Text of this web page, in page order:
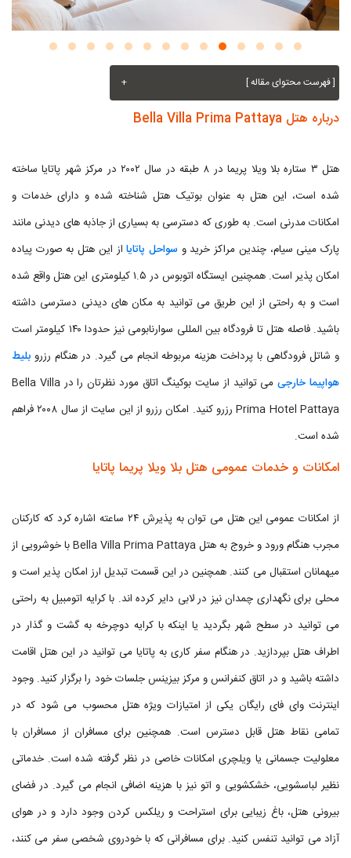
[ فهرست محتوای مقاله ] +
درباره هتل Bella Villa Prima Pattaya
هتل ۳ ستاره بلا ویلا پریما در ۸ طبقه در سال ۲۰۰۲ در مرکز شهر پاتایا ساخته
شده است، این هتل به عنوان بوتیک هتل شناخته شده و دارای خدمات و
امکانات مدرنی است. به طوری که دسترسی به بسیاری از جاذبه های دیدنی مانند
پارک مینی سیام، چندین مراکز خرید و سواحل پاتایااز این هتل به صورت پیاده
امکان پذیر است. همچنین ایستگاه اتوبوس در ۱.۵ کیلومتری این هتل واقع شده
است و به راحتی از این طریق می توانید به مکان های دیدنی دسترسی داشته
باشید. فاصله هتل تا فرودگاه بین المللی سوارنابومی نیز حدودا ۱۴۰ کیلومتر است
و شاتل فرودگاهی با پرداخت هزینه مربوطه انجام می گیرد. در هنگام رزرو بلیط
هواپیما خارجی
می توانید از سایت بوکینگ اتاق مورد نظرتان را در Bella Villa
Prima Hotel Pattaya رزرو کنید. امکان رزرو از این سایت از سال ۲۰۰۸ فراهم
شده است.
امکانات و خدمات عمومی هتل بلا ویلا پریما پاتایا
از امکانات عمومی این هتل می توان به پذیرش ۲۴ ساعته اشاره کرد که کارکنان
مجرب هنگام ورود و خروج به هتل Bella Villa Prima Pattaya با خوشرویی از
میهمانان استقبال می کنند. همچنین در این قسمت تبدیل ارز امکان پذیر است و
محلی برای نگهداری چمدان نیز در لابی دایر کرده اند. با کرایه اتومبیل به راحتی
می توانید در سطح شهر بگردید یا اینکه با کرایه دوچرخه به گشت و گذار در
اطراف هتل بپردازید. در هنگام سفر کاری به پاتایا می توانید در این هتل اقامت
داشته باشید و در اتاق کنفرانس و مرکز بیزینس جلسات خود را برگزار کنید. وجود
اینترنت وای فای رایگان یکی از امتیازات ویژه هتل محسوب می شود که در
تمامی نقاط هتل قابل دسترس است. همچنین برای مسافران از مسافران با
معلولیت جسمانی یا ویلچری امکانات خاصی در نظر گرفته شده است. خدماتی
نظیر لباسشویی، خشکشویی و اتو نیز با هزینه اضافی انجام می گیرد. در فضای
بیرونی هتل، باغ زیبایی برای استراحت و ریلکس کردن وجود دارد و در هوای
آزاد می توانید تنفس کنید. برای مسافرانی که با خودروی شخصی سفر می کنند،